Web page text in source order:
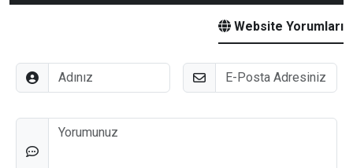
Website Yorumları
Adınız E-Posta
Düşünceleriniz